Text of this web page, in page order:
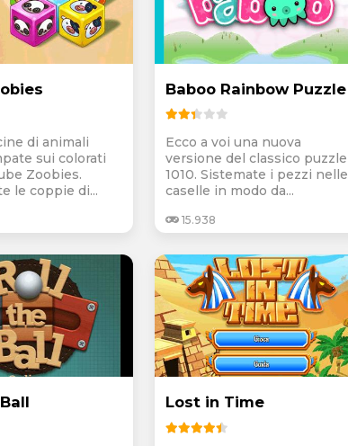
di animali
sui colorati
Zoobies.
le coppie di...
Baboo Rainbow Puzzle
Ecco a voi una nuova
versione del classico puzzle
1010. Sistemate i pezzi nelle
caselle in modo da...
15.938
Lost in Time